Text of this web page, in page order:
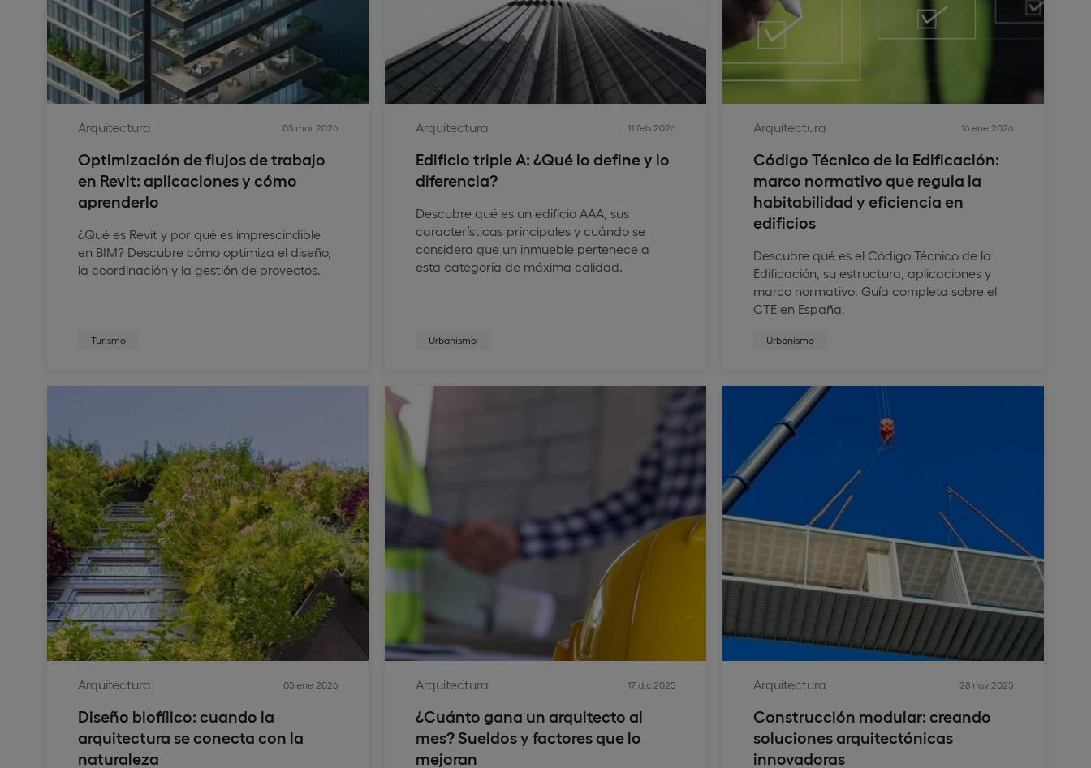
Arquitectura 05 mar 2026
Optimización de flujos de trabajo
en Revit: aplicaciones y cómo
aprenderlo
¿Qué es Revit y por qué es imprescindible
en BIM? Descubre cómo optimiza el diseño,
la coordinación y la gestión de proyectos.
Turismo
Arquitectura 11 feb 2026
Edificio triple A: ¿Qué lo define y lo
diferencia?
Descubre qué es un edificio AAA, sus
características principales y cuándo se
considera que un inmueble pertenece a
esta categoría de máxima calidad.
Urbanismo
Arquitectura 16 ene 2026
Código Técnico de la Edificación:
marco normativo que regula la
habitabilidad y eficiencia en
edificios
Descubre qué es el Código Técnico de la
Edificación, su estructura, aplicaciones y
marco normativo. Guía completa sobre el
CTE en España.
Urbanismo
Arquitectura 05 ene 2026
Diseño biofílico: cuando la
arquitectura se conecta con la
naturaleza
Arquitectura 17 dic 2025
¿Cuánto gana un arquitecto al
mes? Sueldos y factores que lo
mejoran
Arquitectura 28 nov 2025
Construcción modular: creando
soluciones arquitectónicas
innovadoras